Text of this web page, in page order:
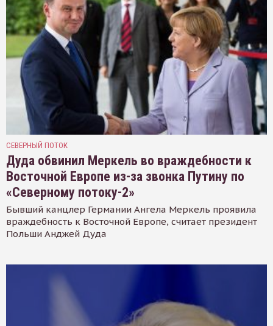
СЕВЕРНЫЙ ПОТОК
Дуда обвинил Меркель во враждебности к
Восточной Европе из-за звонка Путину по
«Северному потоку-2»
Бывший канцлер Германии Ангела Меркель проявила
враждебность к Восточной Европе, считает президент
Польши Анджей Дуда